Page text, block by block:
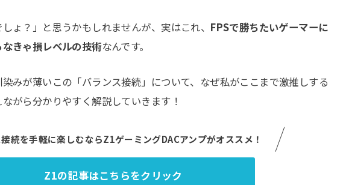
ょ？」と思うかもしれませんが、実はこれ、 FPSで勝ちたいゲーマーに
きゃ損レベルの技術なんです。
みが薄いこの「バランス接続」について、なぜ私がここまで激推しする
がら分かりやすく解説していきます！
続を手軽に楽しむならZ1ゲーミングDACアンプがオススメ！
Z1の記事はこちらをクリック